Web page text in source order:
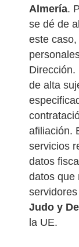
Almería.
se dé de
este
Dirección.
de alta
afiliación.
servicios
datos
datos que
Judo y
la UE.